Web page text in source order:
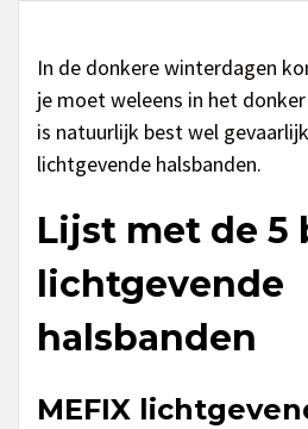
In de donkere winterdagen
je moet weleens in het
is natuurlijk best wel
lichtgevende halsbanden.
Lijst met de 5
lichtgevende
halsbanden
MEFIX